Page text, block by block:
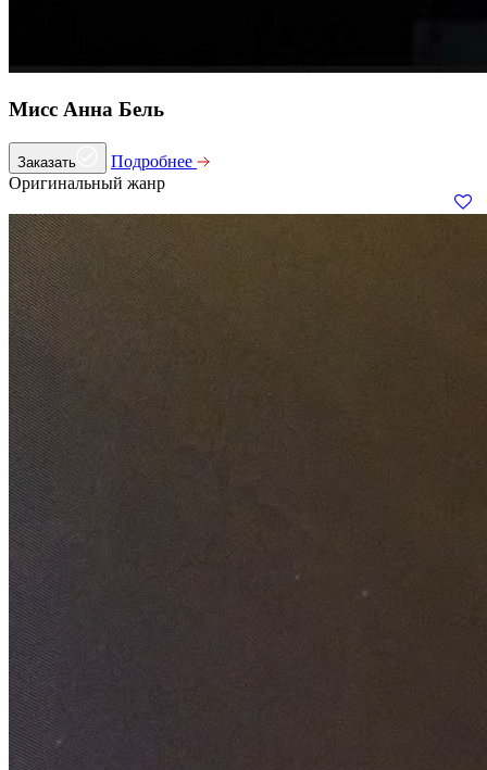
Мисс Анна Бель
Заказать
Подробнее
Оригинальный жанр